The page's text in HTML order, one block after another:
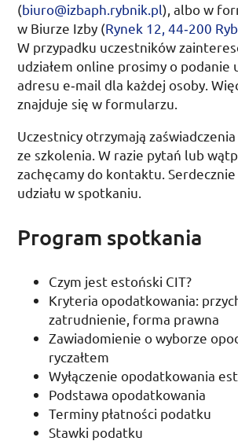
(biuro@izbaph.rybnik.pl), albo w
w Biurze Izby (Rynek 12, 44‑200
W przypadku uczestników
udziałem online prosimy o podanie
adresu e‑mail dla każdej osoby.
znajduje się w formularzu.
Uczestnicy otrzymają
ze szkolenia. W razie pytań lub
zachęcamy do kontaktu.
udziału w spotkaniu.
Program spotkania
Czym jest estoński CIT?
Kryteria opodatkowania:
zatrudnienie, forma prawna
Zawiadomienie o wyborze
ryczałtem
Wyłączenie opodatkowania
Podstawa opodatkowania
Terminy płatności podatku
Stawki podatku